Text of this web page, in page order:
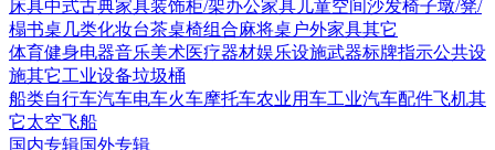
床具中式古典家具装饰柜/架办公家具 儿童空间沙发椅子墩/凳/
榻书桌 几类化妆台茶桌椅组合麻将桌 户外家具其它
体育健身电器音乐美术医疗器材娱乐设施武器标牌指示公共设
施其它工业设备垃圾桶
船类自行车汽车电车火车摩托车农业用车工业汽车配件飞机其
它太空飞船
国内专辑国外专辑